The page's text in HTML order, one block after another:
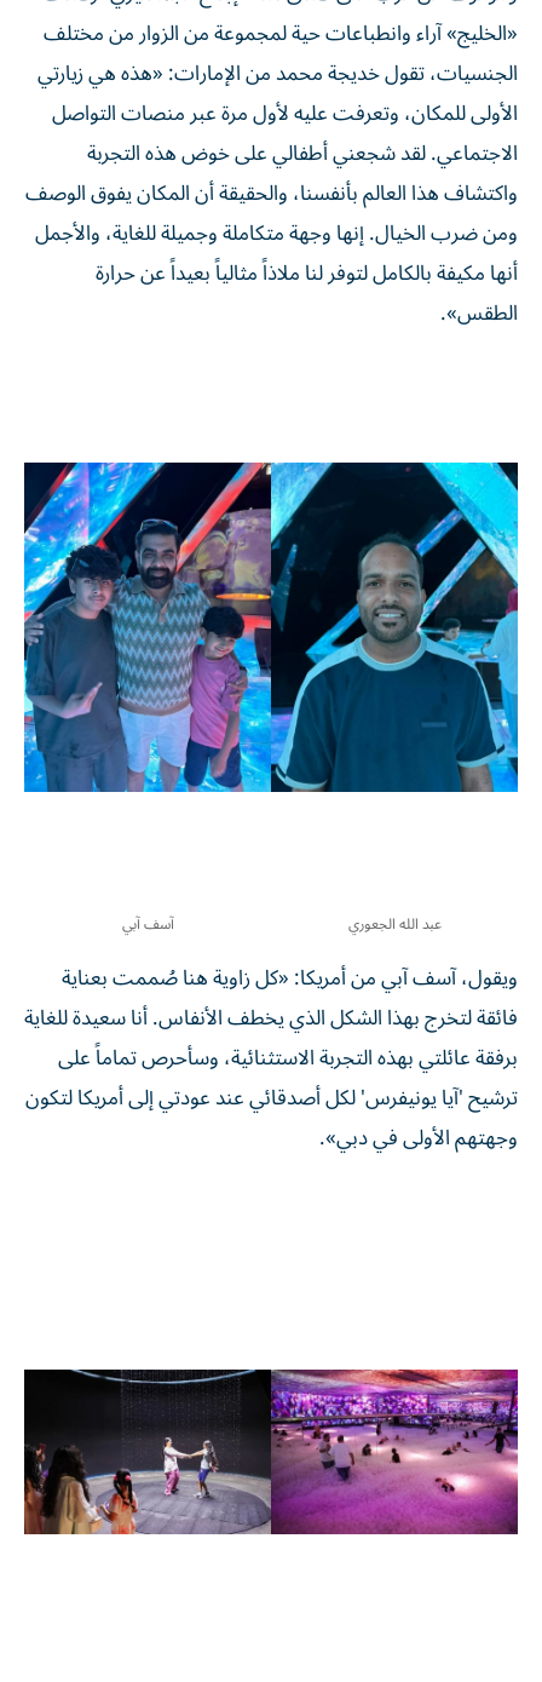
«الخليج» آراء وانطباعات حية لمجموعة من الزوار من مختلف
الجنسيات، تقول خديجة محمد من الإمارات: «هذه هي زيارتي
الأولى للمكان، وتعرفت عليه لأول مرة عبر منصات التواصل
الاجتماعي. لقد شجعني أطفالي على خوض هذه التجربة
واكتشاف هذا العالم بأنفسنا، والحقيقة أن المكان يفوق الوصف
ومن ضرب الخيال. إنها وجهة متكاملة وجميلة للغاية، والأجمل
أنها مكيفة بالكامل لتوفر لنا ملاذاً مثالياً بعيداً عن حرارة
الطقس».
عبد الله الجعوري آسف آبي
ويقول، آسف آبي من أمريكا: «كل زاوية هنا صُممت بعناية
فائقة لتخرج بهذا الشكل الذي يخطف الأنفاس. أنا سعيدة للغاية
برفقة عائلتي بهذه التجربة الاستثنائية، وسأحرص تماماً على
ترشيح 'آيا يونيفرس' لكل أصدقائي عند عودتي إلى أمريكا لتكون
وجهتهم الأولى في دبي».